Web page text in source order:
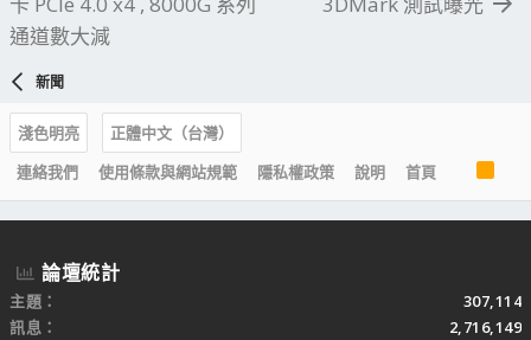
通道數大減
新聞
淺色明亮
正體中文（台灣）
連絡我們
使用條款與網站規範 隱私權政策 說明 首頁
R
S
S
論壇統計
主題
307,114
訊息
2,716,149